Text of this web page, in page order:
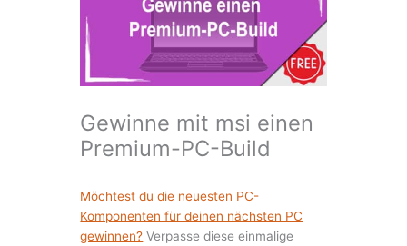
Gewinne mit msi einen
Premium-PC-Build
Möchtest du die neuesten PC-
Komponenten für deinen nächsten PC
gewinnen? Verpasse diese einmalige